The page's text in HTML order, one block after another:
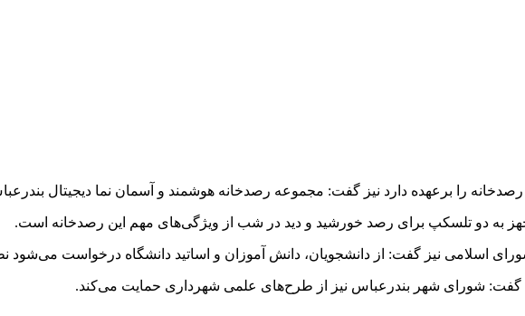
را برعهده دارد نیز گفت: مجموعه رصدخانه هوشمند و آسمان نما دیجیتال
به دو تلسکپ برای رصد خورشید و دید در شب از ویژگی‌های مهم این رصدخانه است.
اسلامی نیز گفت: از دانشجویان، دانش آموزان و اساتید دانشگاه درخواست می‌شود
شورای شهر بندرعباس نیز از طرح‌های علمی شهرداری حمایت می‌کند.